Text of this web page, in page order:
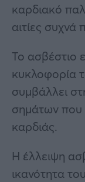
καρδιακό
αιτίες συχνά
Το ασβέστιο
κυκλοφορία
συμβάλλει
σημάτων που
καρδιάς.
Η έλλειψη
ικανότητα